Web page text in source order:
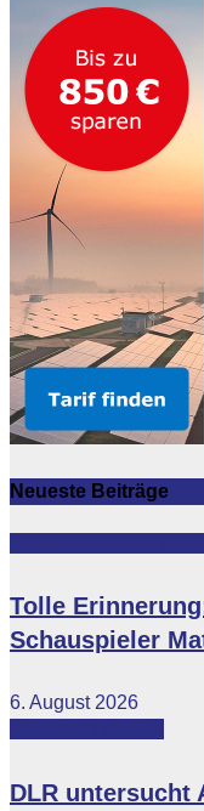
Neueste Beiträge
Tolle
Schauspieler
6. August 2026
DLR untersucht